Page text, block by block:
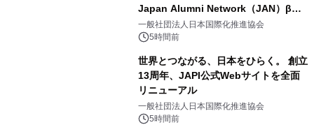
Japan Alumni Network（JAN）β版
をリリース
一般社団法人日本国際化推進協会
5時間前
世界とつながる、日本をひらく。 創立
13周年、JAPI公式Webサイトを全面
リニューアル
一般社団法人日本国際化推進協会
5時間前